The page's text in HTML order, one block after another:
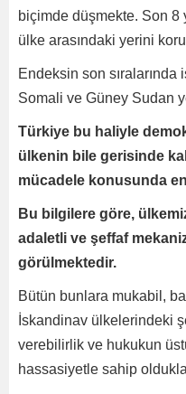
biçimde düşmekte. Son 8
ülke arasındaki yerini
Endeksin son
Somali ve Güney Sudan
Türkiye bu haliyle
ülkenin bile gerisinde
mücadele konusunda
Bu bilgilere göre,
adaletli ve şeffaf
görülmektedir.
Bütün bunlara mukabil,
İskandinav ülkelerindeki
verebilirlik ve hukukun
hassasiyetle sahip